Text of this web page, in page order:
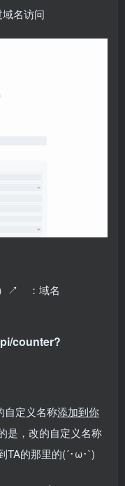
名访问
）↗ ：域名
counter?
自定义名称添加到你
是，改的自定义名称
TA的那里的(´･ω･`)